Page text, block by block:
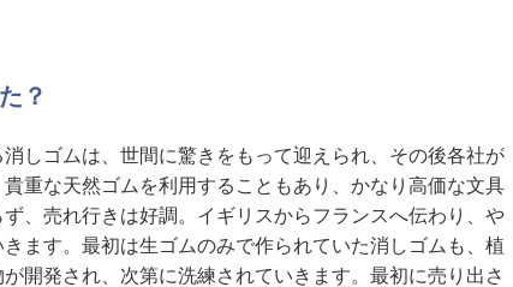
？
しゴムは、世間に驚きをもって迎えられ、その後各社が
重な天然ゴムを利用することもあり、かなり高価な文具
、売れ行きは好調。イギリスからフランスへ伝わり、や
ます。最初は生ゴムのみで作られていた消しゴムも、植
開発され、次第に洗練されていきます。最初に売り出さ